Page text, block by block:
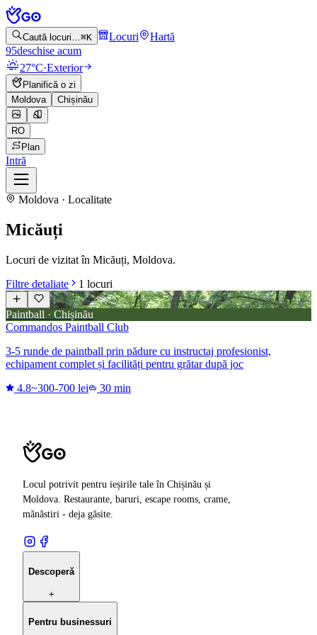
Caută locuri…⌘K Locuri
Hartă
95deschise acum
27°C·Exterior
Planifică o zi
Moldova
Chișinău
RO
Plan
Intră
Moldova · Localitate
Micăuți
Locuri de vizitat în Micăuți, Moldova.
Filtre detaliate
1 locuri
Paintball · Chișinău
Commandos Paintball Club
3-5 runde de paintball prin pădure cu instructaj profesionist,
echipament complet și facilități pentru grătar după joc
4.8~300-700 lei 30 min
Locul potrivit pentru ieșirile tale în Chișinău și
Moldova. Restaurante, baruri, escape rooms, crame,
mănăstiri - deja găsite.
Descoperă
+
Pentru businessuri